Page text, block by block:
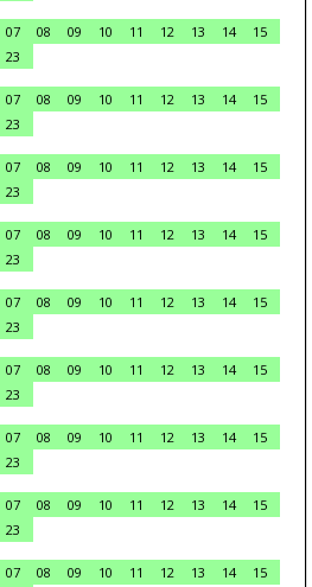
07 08 09 10 11 12 13 14
15
23
07 08 09 10 11 12 13 14
15
23
07 08 09 10 11 12 13 14
15
23
07 08 09 10 11 12 13 14
15
23
07 08 09 10 11 12 13 14
15
23
07 08 09 10 11 12 13 14
15
23
07 08 09 10 11 12 13 14
15
23
07 08 09 10 11 12 13 14
15
23
07 08 09 10 11 12 13 14
15